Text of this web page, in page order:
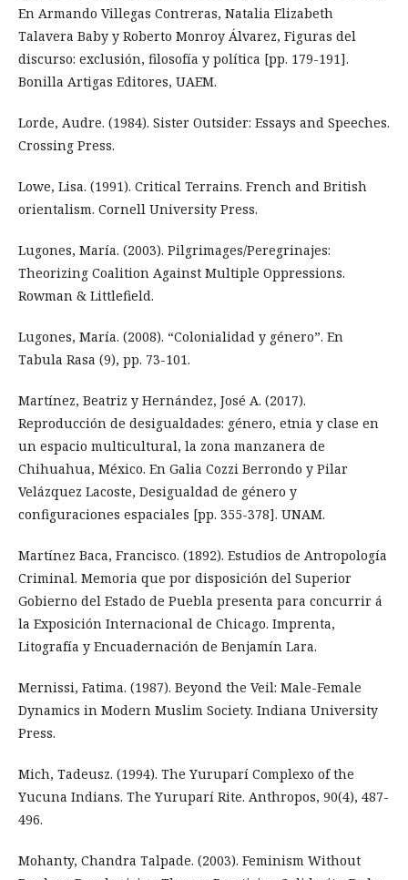
En Armando Villegas Contreras, Natalia Elizabeth
Talavera Baby y Roberto Monroy Álvarez, Figuras del
discurso: exclusión, filosofía y política [pp. 179-191].
Bonilla Artigas Editores, UAEM.
Lorde, Audre. (1984). Sister Outsider: Essays and Speeches.
Crossing Press.
Lowe, Lisa. (1991). Critical Terrains. French and British
orientalism. Cornell University Press.
Lugones, María. (2003). Pilgrimages/Peregrinajes:
Theorizing Coalition Against Multiple Oppressions.
Rowman & Littlefield.
Lugones, María. (2008). “Colonialidad y género”. En
Tabula Rasa (9), pp. 73-101.
Martínez, Beatriz y Hernández, José A. (2017).
Reproducción de desigualdades: género, etnia y clase en
un espacio multicultural, la zona manzanera de
Chihuahua, México. En Galia Cozzi Berrondo y Pilar
Velázquez Lacoste, Desigualdad de género y
configuraciones espaciales [pp. 355-378]. UNAM.
Martínez Baca, Francisco. (1892). Estudios de Antropología
Criminal. Memoria que por disposición del Superior
Gobierno del Estado de Puebla presenta para concurrir á
la Exposición Internacional de Chicago. Imprenta,
Litografía y Encuadernación de Benjamín Lara.
Mernissi, Fatima. (1987). Beyond the Veil: Male-Female
Dynamics in Modern Muslim Society. Indiana University
Press.
Mich, Tadeusz. (1994). The Yuruparí Complexo of the
Yucuna Indians. The Yuruparí Rite. Anthropos, 90(4), 487-
496.
Mohanty, Chandra Talpade. (2003). Feminism Without